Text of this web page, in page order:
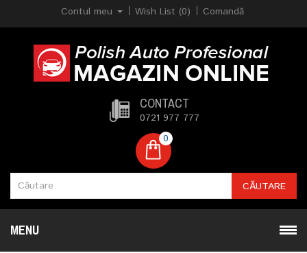
Contul meu Wish List (0) Comandă
CONTACT
0721 977 777
0
CĂUTARE
MENU